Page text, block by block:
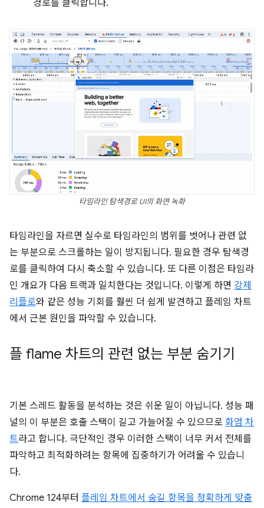
경로를 클릭합니다.
타임라인 탐색경로 UI의 화면 녹화
타임라인을 자르면 실수로 타임라인의 범위를 벗어나 관련 없
는 부분으로 스크롤하는 일이 방지됩니다. 필요한 경우 탐색경
로를 클릭하여 다시 축소할 수 있습니다. 또 다른 이점은 타임라
인 개요가 다음 트랙과 일치한다는 것입니다. 이렇게 하면 강제
리플로와 같은 성능 기회를 훨씬 더 쉽게 발견하고 플레임 차트
에서 근본 원인을 파악할 수 있습니다.
플 flame 차트의 관련 없는 부분 숨기기
기본 스레드 활동을 분석하는 것은 쉬운 일이 아닙니다. 성능 패
널의 이 부분은 호출 스택이 길고 가늘어질 수 있으므로 화염 차
트라고 합니다. 극단적인 경우 이러한 스택이 너무 커서 전체를
파악하고 최적화하려는 항목에 집중하기가 어려울 수 있습니
다.
Chrome 124부터 플레임 차트에서 숨길 항목을 정확하게 맞춤